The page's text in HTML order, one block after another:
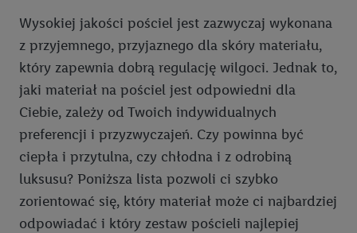
Wysokiej jakości pościel jest zazwyczaj wykonana
z przyjemnego, przyjaznego dla skóry materiału,
który zapewnia dobrą regulację wilgoci. Jednak to,
jaki materiał na pościel jest odpowiedni dla
Ciebie, zależy od Twoich indywidualnych
preferencji i przyzwyczajeń. Czy powinna być
ciepła i przytulna, czy chłodna i z odrobiną
luksusu? Poniższa lista pozwoli ci szybko
zorientować się, który materiał może ci najbardziej
odpowiadać i który zestaw pościeli najlepiej